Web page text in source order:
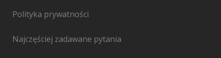
Polityka prywatności
Najczęściej zadawane pytania